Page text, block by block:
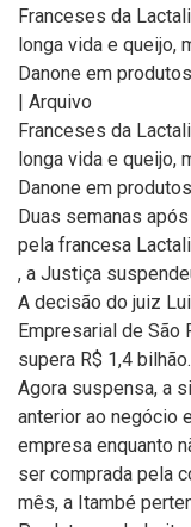
Franceses da
longa vida e queijo,
Danone em
| Arquivo
Franceses da
longa vida e queijo,
Danone em
Duas semanas
pela francesa
, a Justiça
A decisão do juiz
Empresarial de São
supera R$ 1,4 bilhão.
Agora suspensa, a
anterior ao negócio
empresa enquanto
ser comprada pela
mês, a Itambé